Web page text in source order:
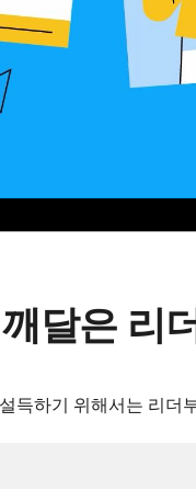
달은 리
득하기 위해서는 리더